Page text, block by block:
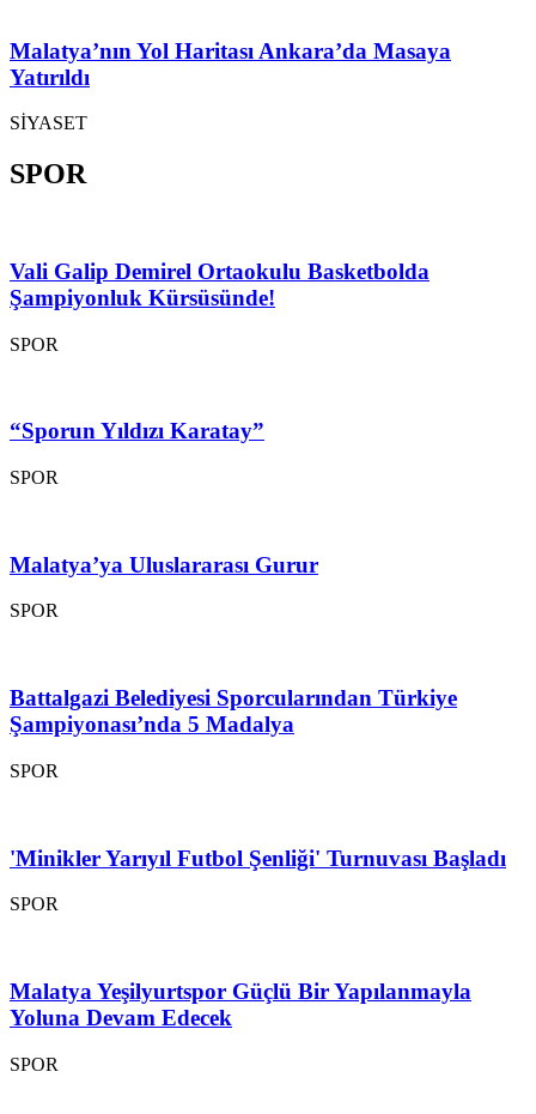
Malatya’nın Yol Haritası Ankara’da Masaya
Yatırıldı
SİYASET
SPOR
Vali Galip Demirel Ortaokulu Basketbolda
Şampiyonluk Kürsüsünde!
SPOR
“Sporun Yıldızı Karatay”
SPOR
Malatya’ya Uluslararası Gurur
SPOR
Battalgazi Belediyesi Sporcularından Türkiye
Şampiyonası’nda 5 Madalya
SPOR
'Minikler Yarıyıl Futbol Şenliği' Turnuvası Başladı
SPOR
Malatya Yeşilyurtspor Güçlü Bir Yapılanmayla
Yoluna Devam Edecek
SPOR